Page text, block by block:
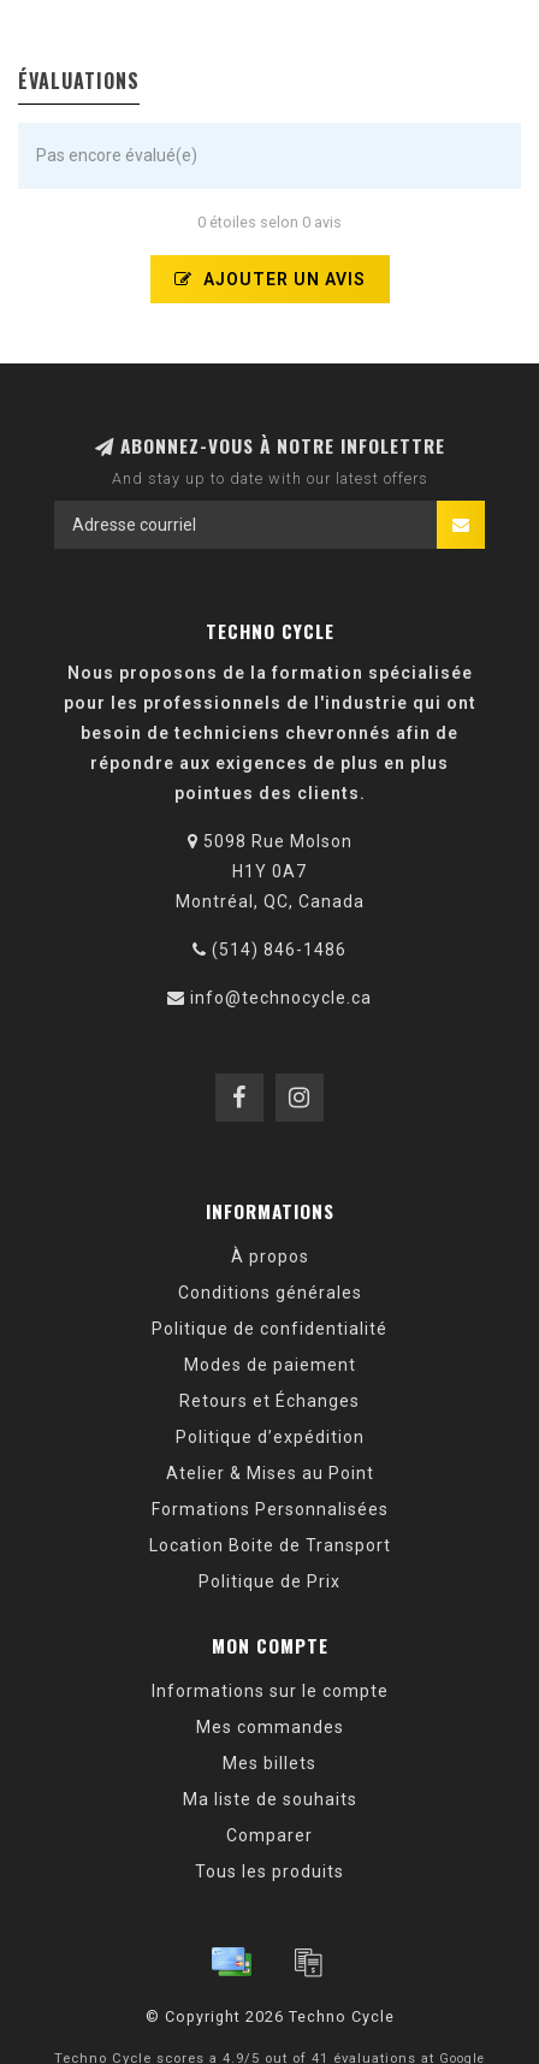
ÉVALUATIONS
Pas encore évalué(e)
0 étoiles selon 0 avis
AJOUTER UN AVIS
ABONNEZ-VOUS À NOTRE INFOLETTRE
And stay up to date with our latest offers
TECHNO CYCLE
Nous proposons de la formation spécialisée
pour les professionnels de l'industrie qui ont
besoin de techniciens chevronnés afin de
répondre aux exigences de plus en plus
pointues des clients.
5098 Rue Molson
H1Y 0A7
Montréal, QC, Canada
(514) 846-1486
info@technocycle.ca
INFORMATIONS
À propos
Conditions générales
Politique de confidentialité
Modes de paiement
Retours et Échanges
Politique d’expédition
Atelier & Mises au Point
Formations Personnalisées
Location Boite de Transport
Politique de Prix
MON COMPTE
Informations sur le compte
Mes commandes
Mes billets
Ma liste de souhaits
Comparer
Tous les produits
© Copyright 2026 Techno Cycle
Techno Cycle scores a 4.9/ 5 out of 41 évaluations at Google